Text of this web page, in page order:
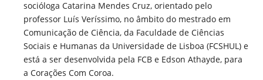
socióloga Catarina Mendes Cruz, orientado pelo
professor Luís Veríssimo, no âmbito do mestrado em
Comunicação de Ciência, da Faculdade de Ciências
Sociais e Humanas da Universidade de Lisboa (FCSHUL) e
está a ser desenvolvida pela FCB e Edson Athayde, para
a Corações Com Coroa.